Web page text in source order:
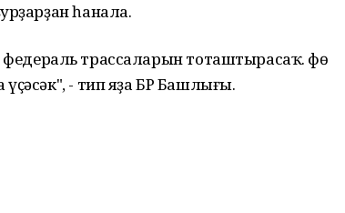
һанала.
трассаларын тоташтырасаҡ. Өфө
- тип яҙа БР Башлығы.